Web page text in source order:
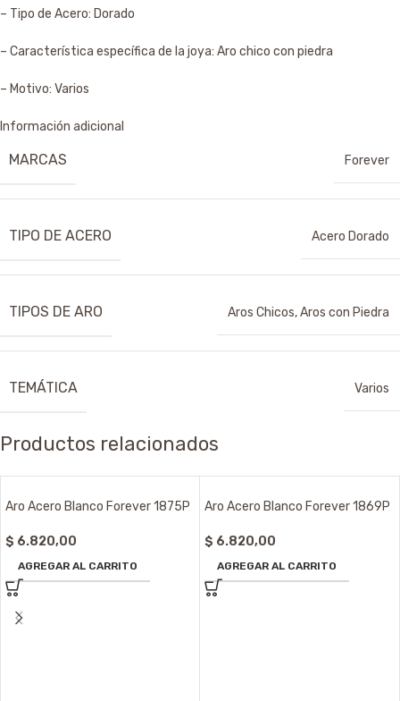
– Tipo de Acero: Dorado
– Característica específica de la joya: Aro chico con piedra
– Motivo: Varios
Información adicional
MARCAS Forever
TIPO DE ACERO Acero Dorado
TIPOS DE ARO Aros Chicos,Aros con Piedra
TEMÁTICA Varios
Productos relacionados
Aro Acero Blanco Forever 1875P
$ 6.820,00
AGREGAR AL CARRITO
Aro Acero Blanco Forever 1869P
$ 6.820,00
AGREGAR AL CARRITO